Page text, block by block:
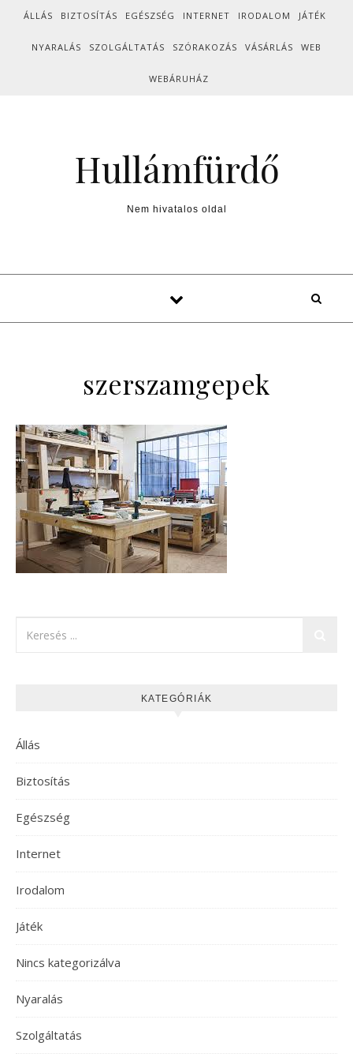
Skip to content
ÁLLÁS BIZTOSÍTÁS EGÉSZSÉG INTERNET IRODALOM JÁTÉK
NYARALÁS SZOLGÁLTATÁS SZÓRAKOZÁS VÁSÁRLÁS WEB
WEBÁRUHÁZ
Hullámfürdő
Nem hivatalos oldal
szerszamgepek
KATEGÓRIÁK
Állás
Biztosítás
Egészség
Internet
Irodalom
Játék
Nincs kategorizálva
Nyaralás
Szolgáltatás